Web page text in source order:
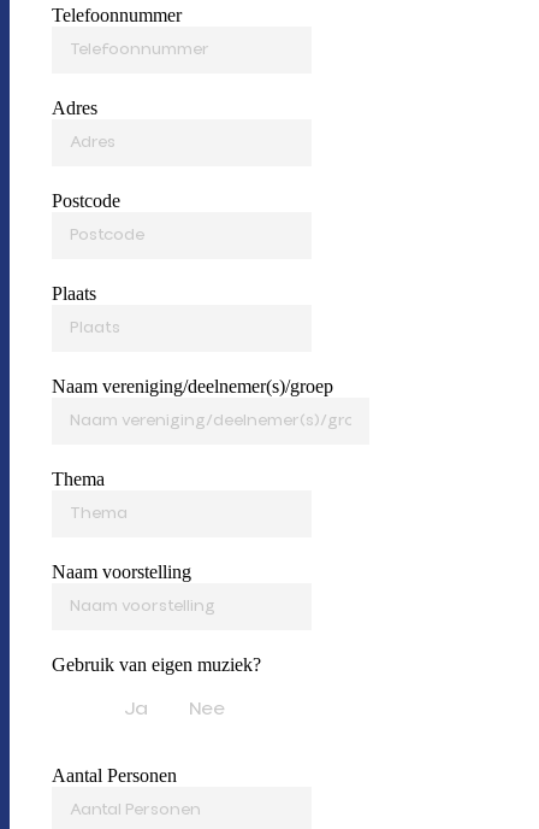
Telefoonnummer
Adres
Postcode
Plaats
Naam vereniging/deelnemer(s)/groep
Thema
Naam voorstelling
Gebruik van eigen muziek?
Ja Nee
Aantal Personen